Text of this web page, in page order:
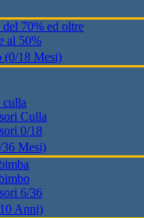
del 70% ed oltre
al 50%
(0/18 Mesi)
culla
Culla
0/18
Mesi)
6/36
Anni)